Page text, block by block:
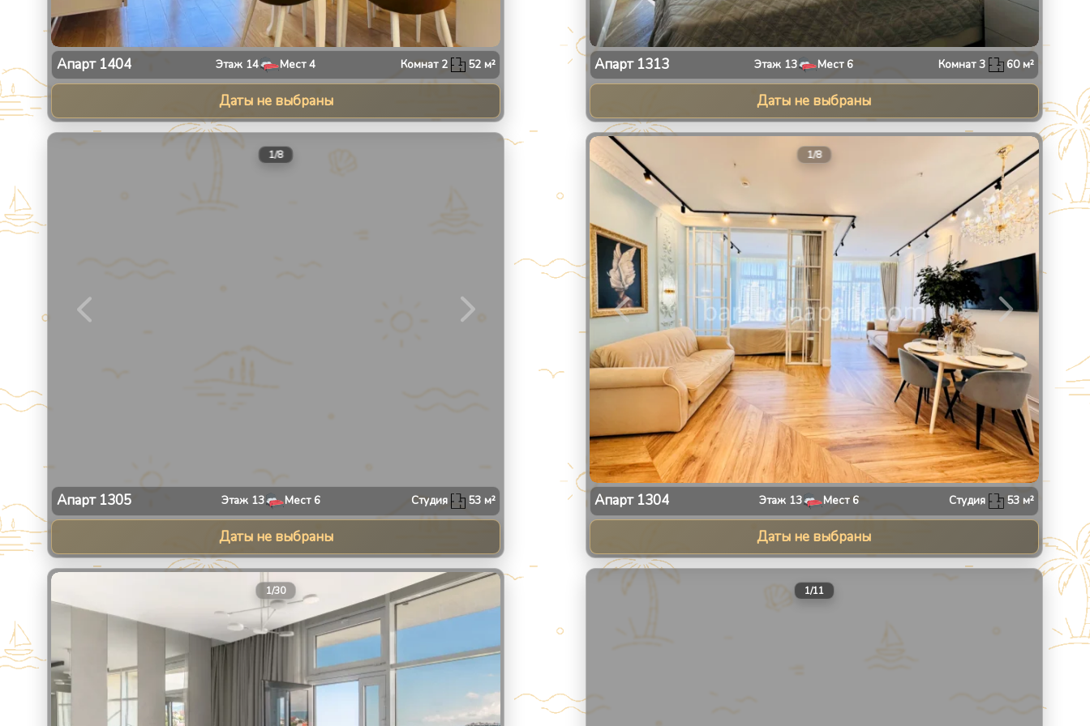
Апарт 1404 Этаж 14 Мест4 Комнат 2 52 м²
Даты не выбраны
Апарт 1313 Этаж 13 Мест 6 Комнат3 60м²
Даты не выбраны
1/8
Апарт 1305 Этаж 13 Мест 6 Студия 53 м²
Даты не выбраны
1/8
Апарт 1304 Этаж 13 Мест6 Студия 53м²
Даты не выбраны
1/30 1/11